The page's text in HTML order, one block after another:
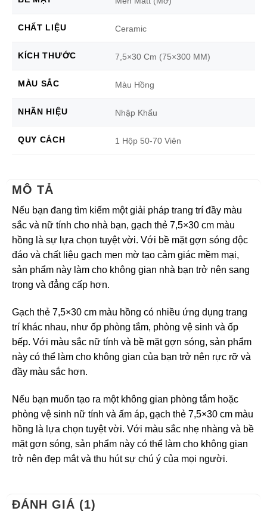
CHẤT LIỆU Ceramic
KÍCH THƯỚC 7,5×30 Cm (75×300 MM)
MÀU SẮC Màu Hồng
NHÃN HIỆU Nhập Khẩu
QUY CÁCH 1 Hộp 50-70 Viên
MÔ TẢ
Nếu bạn đang tìm kiếm một giải pháp trang trí đầy màu
sắc và nữ tính cho nhà bạn, gạch thẻ 7,5×30 cm màu
hồng là sự lựa chọn tuyệt vời. Với bề mặt gợn sóng độc
đáo và chất liệu gạch men mờ tạo cảm giác mềm mại,
sản phẩm này làm cho không gian nhà bạn trở nên sang
trọng và đẳng cấp hơn.
Gạch thẻ 7,5×30 cm màu hồng có nhiều ứng dụng trang
trí khác nhau, như ốp phòng tắm, phòng vệ sinh và ốp
bếp. Với màu sắc nữ tính và bề mặt gợn sóng, sản phẩm
này có thể làm cho không gian của bạn trở nên rực rỡ và
đầy màu sắc hơn.
Nếu bạn muốn tạo ra một không gian phòng tắm hoặc
phòng vệ sinh nữ tính và ấm áp, gạch thẻ 7,5×30 cm màu
hồng là lựa chọn tuyệt vời. Với màu sắc nhẹ nhàng và bề
mặt gợn sóng, sản phẩm này có thể làm cho không gian
trở nên đẹp mắt và thu hút sự chú ý của mọi người.
ĐÁNH GIÁ (1)